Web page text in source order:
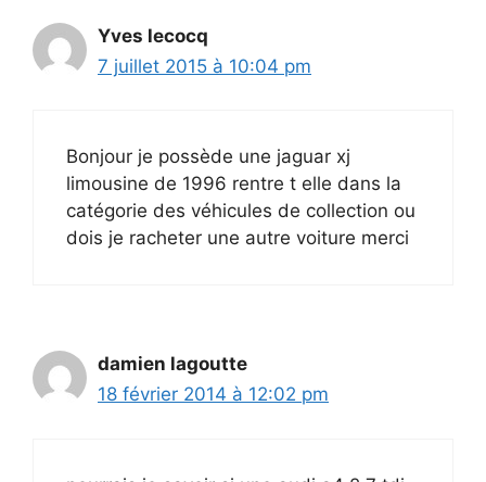
Yves lecocq
7 juillet 2015 à 10:04 pm
Bonjour je possède une jaguar xj
limousine de 1996 rentre t elle dans la
catégorie des véhicules de collection ou
dois je racheter une autre voiture merci
damien lagoutte
18 février 2014 à 12:02 pm